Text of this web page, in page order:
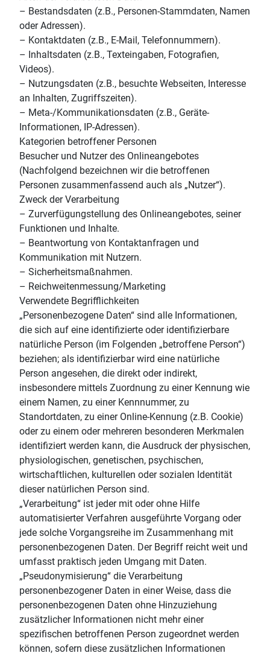
– Bestandsdaten (z.B., Personen-Stammdaten, Namen
oder Adressen).
– Kontaktdaten (z.B., E-Mail, Telefonnummern).
– Inhaltsdaten (z.B., Texteingaben, Fotografien,
Videos).
– Nutzungsdaten (z.B., besuchte Webseiten, Interesse
an Inhalten, Zugriffszeiten).
– Meta-/Kommunikationsdaten (z.B., Geräte-
Informationen, IP-Adressen).
Kategorien betroffener Personen
Besucher und Nutzer des Onlineangebotes
(Nachfolgend bezeichnen wir die betroffenen
Personen zusammenfassend auch als „Nutzer“).
Zweck der Verarbeitung
– Zurverfügungstellung des Onlineangebotes, seiner
Funktionen und Inhalte.
– Beantwortung von Kontaktanfragen und
Kommunikation mit Nutzern.
– Sicherheitsmaßnahmen.
– Reichweitenmessung/Marketing
Verwendete Begrifflichkeiten
„Personenbezogene Daten“ sind alle Informationen,
die sich auf eine identifizierte oder identifizierbare
natürliche Person (im Folgenden „betroffene Person“)
beziehen; als identifizierbar wird eine natürliche
Person angesehen, die direkt oder indirekt,
insbesondere mittels Zuordnung zu einer Kennung wie
einem Namen, zu einer Kennnummer, zu
Standortdaten, zu einer Online-Kennung (z.B. Cookie)
oder zu einem oder mehreren besonderen Merkmalen
identifiziert werden kann, die Ausdruck der physischen,
physiologischen, genetischen, psychischen,
wirtschaftlichen, kulturellen oder sozialen Identität
dieser natürlichen Person sind.
„Verarbeitung“ ist jeder mit oder ohne Hilfe
automatisierter Verfahren ausgeführte Vorgang oder
jede solche Vorgangsreihe im Zusammenhang mit
personenbezogenen Daten. Der Begriff reicht weit und
umfasst praktisch jeden Umgang mit Daten.
„Pseudonymisierung“ die Verarbeitung
personenbezogener Daten in einer Weise, dass die
personenbezogenen Daten ohne Hinzuziehung
zusätzlicher Informationen nicht mehr einer
spezifischen betroffenen Person zugeordnet werden
können, sofern diese zusätzlichen Informationen